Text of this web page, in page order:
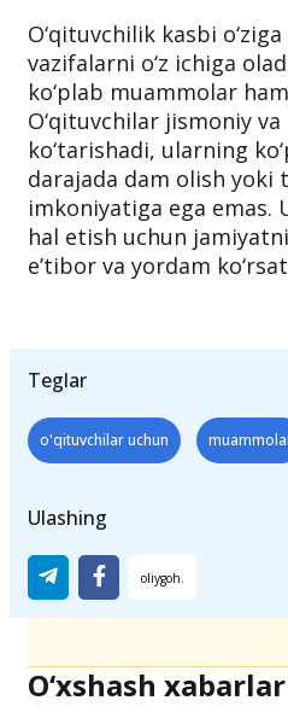
O‘qituvchilik kasbi
vazifalarni o‘z ichiga
ko‘plab muammolar
O‘qituvchilar jismoniy
ko‘tarishadi, ularning
darajada dam olish yoki
imkoniyatiga ega emas.
hal etish uchun
e’tibor va yordam
Teglar
o'qituvchilar uchun
Ulashing
O‘xshash xabarlar